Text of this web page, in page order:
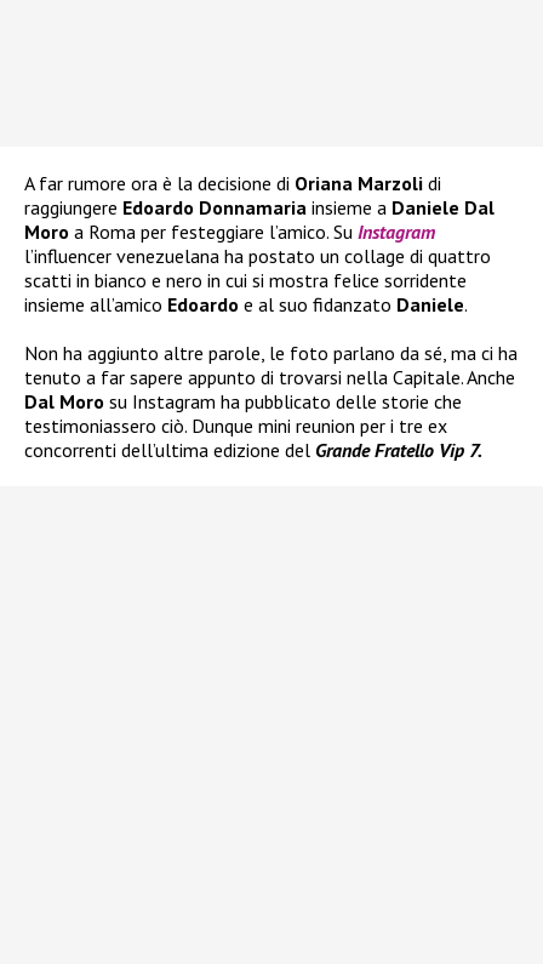
A far rumore ora è la decisione di Oriana Marzoli di
raggiungere Edoardo Donnamaria insieme a Daniele Dal
Moro a Roma per festeggiare l’amico. Su Instagram
l’influencer venezuelana ha postato un collage di quattro
scatti in bianco e nero in cui si mostra felice sorridente
insieme all’amico Edoardo e al suo fidanzato Daniele.
Non ha aggiunto altre parole, le foto parlano da sé, ma ci ha
tenuto a far sapere appunto di trovarsi nella Capitale. Anche
Dal Moro su Instagram ha pubblicato delle storie che
testimoniassero ciò. Dunque mini reunion per i tre ex
concorrenti dell’ultima edizione del Grande Fratello Vip 7.